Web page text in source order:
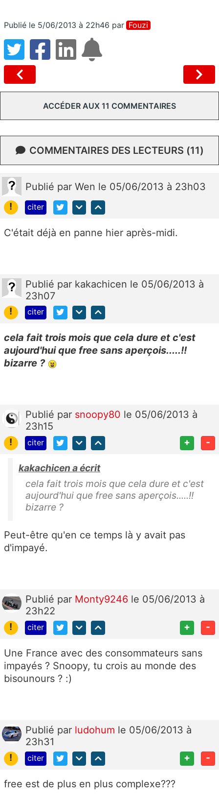
Publié le 5/06/2013 à 22h46 par Fouzi
ACCÉDER AUX 11 COMMENTAIRES
COMMENTAIRES DES LECTEURS (11)
Publié par Wen le 05/06/2013 à 23h03
!
citer
C'était déjà en panne hier après-midi.
Publié par kakachicen le 05/06/2013 à
23h07
!
citer
cela fait trois mois que cela dure et c'est
aujourd'hui que free sans aperçois.....!!
bizarre ?
Publié par snoopy80 le 05/06/2013 à
23h15
!
citer + -
kakachicen a écrit
cela fait trois mois que cela dure et c'est
aujourd'hui que free sans aperçois.....!!
bizarre ?
Peut-être qu'en ce temps là y avait pas
d'impayé.
Publié par Monty9246 le 05/06/2013 à
23h22
!
citer + -
Une France avec des consommateurs sans
impayés ? Snoopy, tu crois au monde des
bisounours ? :)
Publié par ludohum le 05/06/2013 à
23h31
!
citer + -
free est de plus en plus complexe???